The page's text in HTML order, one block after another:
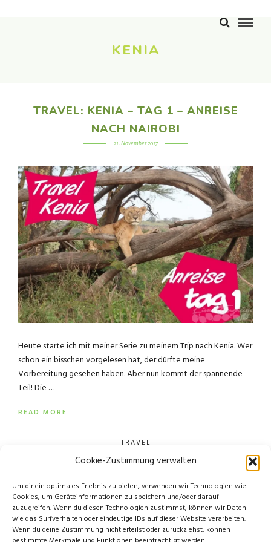
Cookie-Zustimmung verwalten
Um dir ein optimales Erlebnis zu bieten, verwenden wir Technologien wie
Cookies, um Geräteinformationen zu speichern und/oder darauf
zuzugreifen. Wenn du diesen Technologien zustimmst, können wir Daten
wie das Surfverhalten oder eindeutige IDs auf dieser Website verarbeiten.
Wenn du deine Zustimmung nicht erteilst oder zurückziehst, können
KENIA
TRAVEL: KENIA – TAG 1 – ANREISE
NACH NAIROBI
21. November 2017
Heute starte ich mit meiner Serie zu meinem Trip nach Kenia. Wer
schon ein bisschen vorgelesen hat, der dürfte meine
Vorbereitung gesehen haben. Aber nun kommt der spannende
Teil! Die …
READ MORE
TRAVEL